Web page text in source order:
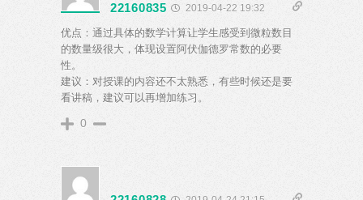
22160835 2019-04-22 19:32
优点：通过具体的数学计算让学生感受到微粒数目
的数量级很大，体现设置阿伏伽德罗常数的必要
性。
建议：对授课的内容还不太熟悉，有些时候还是要
看讲稿，建议可以再增加练习。
0